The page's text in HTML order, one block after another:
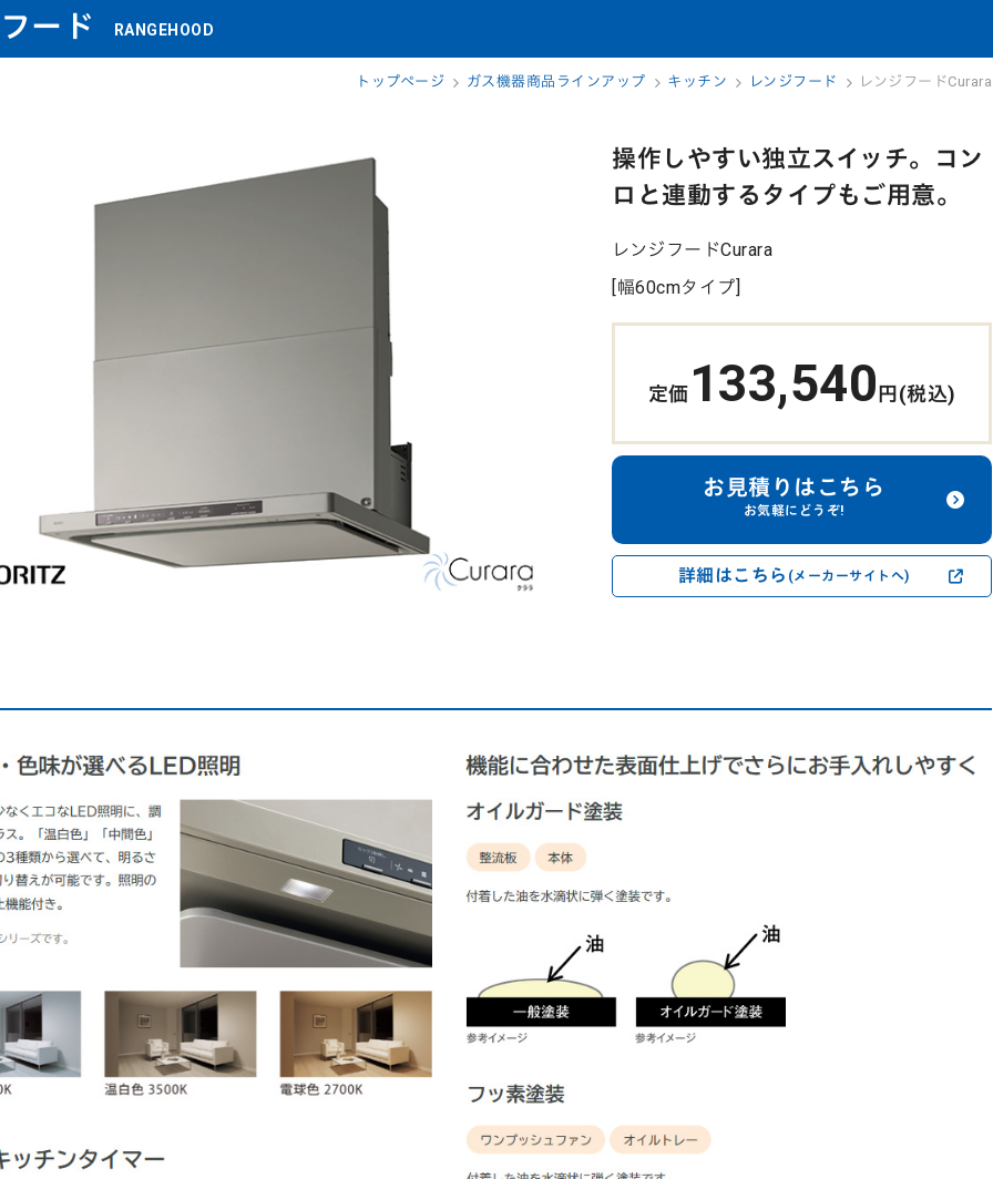
ード RANGEHOOD
トップページ ガス機器商品ラインアップ キッチン レンジフード レンジフードCurara
操作しやすい独立スイッチ。コン
ロと連動するタイプもご用意。
レンジフードCurara
[幅60cmタイプ]
定価 133,540円(税込)
お見積りはこちら
お気軽にどうぞ!
詳細はこちら (メーカーサイトへ)